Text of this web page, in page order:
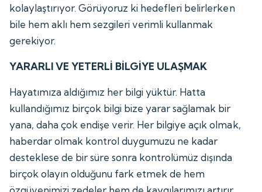
kolaylaştırıyor. Görüyoruz ki hedefleri belirlerken
bile hem aklı hem sezgileri verimli kullanmak
gerekiyor.
YARARLI VE YETERLİ BİLGİYE ULAŞMAK
Hayatımıza aldığımız her bilgi yüktür. Hatta
kullandığımız birçok bilgi bize yarar sağlamak bir
yana, daha çok endişe verir. Her bilgiye açık olmak,
haberdar olmak kontrol duygumuzu ne kadar
desteklese de bir süre sonra kontrolümüz dışında
birçok olayın olduğunu fark etmek de hem